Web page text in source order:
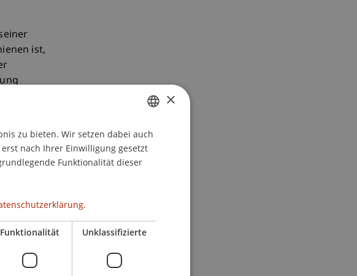
ist,
und
eine
gezielt
und
GERMAN
ENGLISH
×
zu bieten. Wir setzen dabei auch
nach Ihrer Einwilligung gesetzt
Funktionalität dieser
Funktionalität Unklassifizierte